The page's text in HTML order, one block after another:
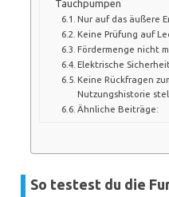
Tauchpumpen
Nur auf das äußere
Keine Prüfung auf
Fördermenge nicht
Elektrische
Keine Rückfragen
Nutzungshistorie
Ähnliche Beiträge:
So testest du die